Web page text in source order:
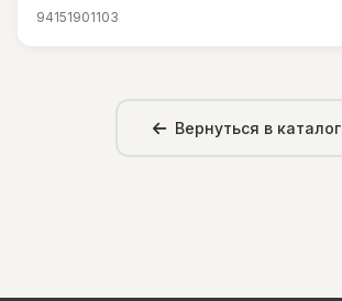
94151901103
Вернуться в каталог